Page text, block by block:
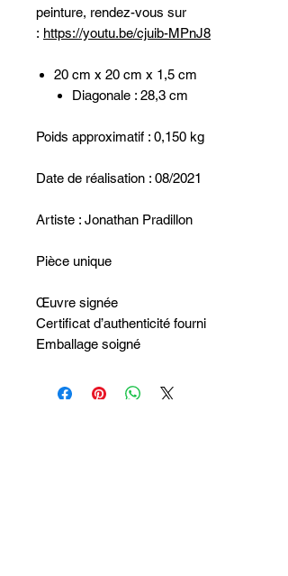
peinture, rendez-vous sur
: https://youtu.be/cjuib-MPnJ8
20 cm x 20 cm x 1,5 cm
Diagonale : 28,3 cm
Poids approximatif : 0,150 kg
Date de réalisation : 08/2021
Artiste : Jonathan Pradillon
Pièce unique
Œuvre signée
Certificat d’authenticité fourni
Emballage soigné